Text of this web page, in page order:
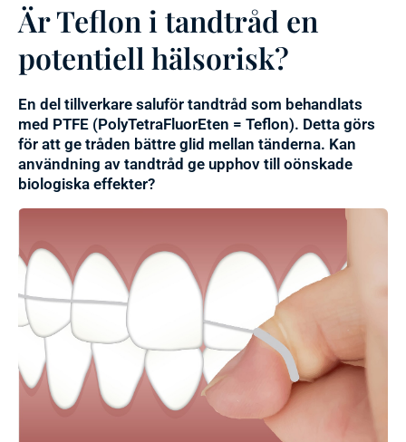
Är Teflon i tandtråd en
potentiell hälsorisk?
En del tillverkare saluför tandtråd som behandlats
med PTFE (PolyTetraFluorEten = Teflon). Detta görs
för att ge tråden bättre glid mellan tänderna. Kan
användning av tandtråd ge upphov till oönskade
biologiska effekter?